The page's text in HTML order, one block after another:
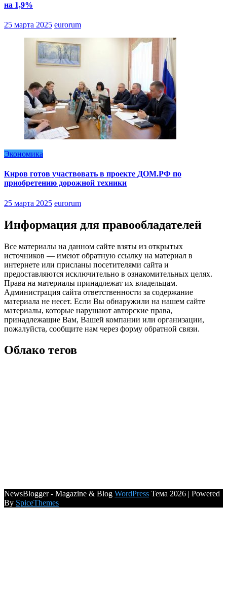
на 1,9%
25 марта 2025 eurorum
Экономика
Киров готов участвовать в проекте ДОМ.РФ по
приобретению дорожной техники
25 марта 2025 eurorum
Информация для правообладателей
Все материалы на данном сайте взяты из открытых
источников — имеют обратную ссылку на материал в
интернете или присланы посетителями сайта и
предоставляются исключительно в ознакомительных целях.
Права на материалы принадлежат их владельцам.
Администрация сайта ответственности за содержание
материала не несет. Если Вы обнаружили на нашем сайте
материалы, которые нарушают авторские права,
принадлежащие Вам, Вашей компании или организации,
пожалуйста, сообщите нам через форму обратной связи.
Облако тегов
NewsBlogger - Magazine & Blog WordPress Тема 2026 | Powered
By SpiceThemes